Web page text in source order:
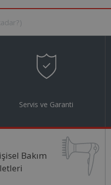
Servis ve Garanti
Bakım